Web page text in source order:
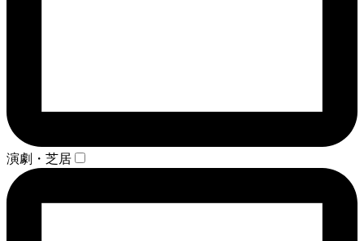
演劇・芝居